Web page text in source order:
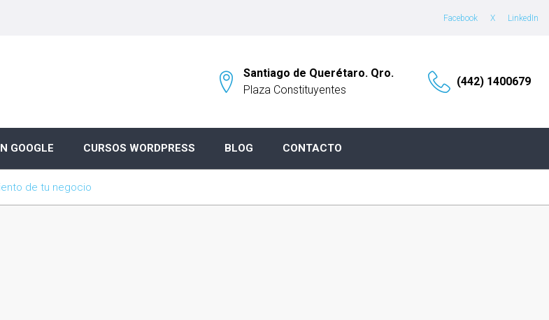
Facebook X LinkedIn
Santiago de Querétaro. Qro.
Plaza Constituyentes
(442) 1400679
GOOGLE CURSOS WORDPRESS BLOG CONTACTO
de tu negocio